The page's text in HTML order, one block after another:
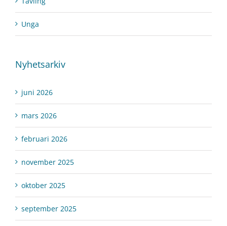
Unga
Nyhetsarkiv
juni 2026
mars 2026
februari 2026
november 2025
oktober 2025
september 2025